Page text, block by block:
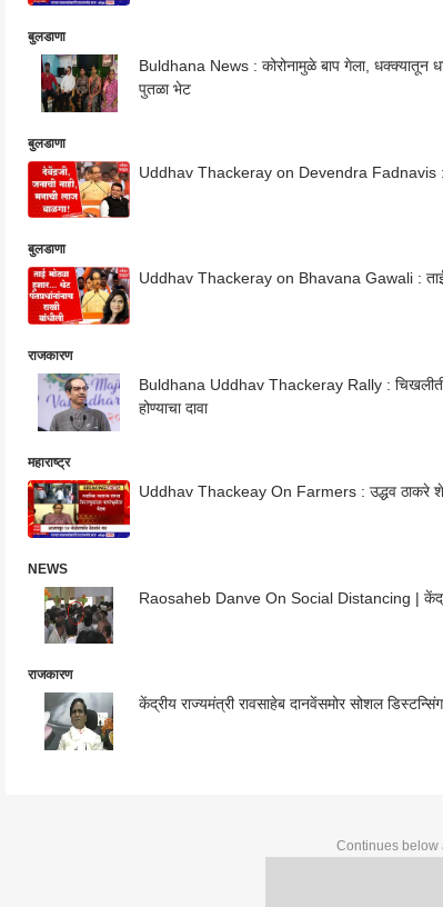
बुलडाणा
Buldhana News : कोरोनामुळे बाप गेला, धक्क्यातून
पुतळा भेट
बुलडाणा
Uddhav Thackeray on Devendra Fadnavis
बुलडाणा
Uddhav Thackeray on Bhavana Gawali : ताईंना
राजकारण
Buldhana Uddhav Thackeray Rally : चिखलीतील
होण्याचा दावा
महाराष्ट्र
Uddhav Thackeay On Farmers : उद्धव ठाकरे
NEWS
Raosaheb Danve On Social Distancing | केंद्रीय
राजकारण
केंद्रीय राज्यमंत्री रावसाहेब दानवेंसमोर सोशल
Continues below